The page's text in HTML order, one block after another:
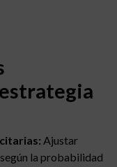
Ajustar
la probabilidad